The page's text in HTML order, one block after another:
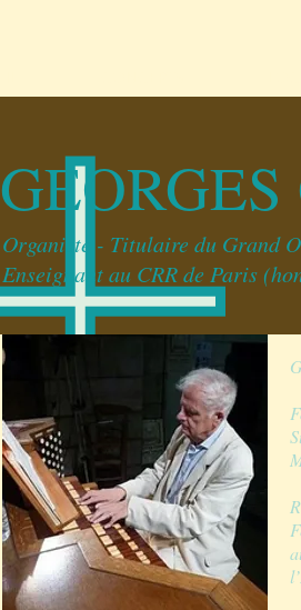
Organiste - Titulaire du Grand
Enseignant au CRR de Paris